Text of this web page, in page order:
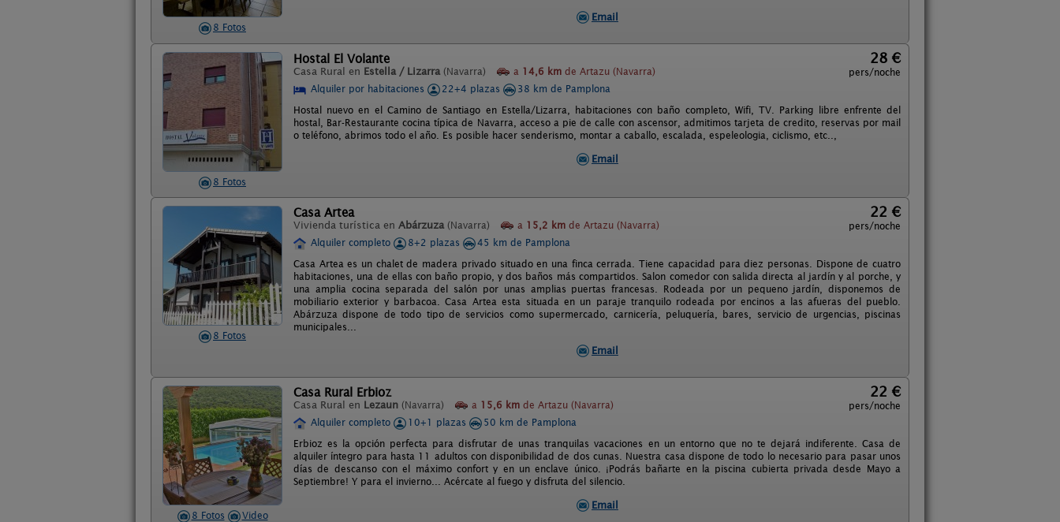
8 Fotos
Email
8 Fotos
Hostal El Volante
Casa Rural en Estella / Lizarra (Navarra) a 14,6 km de Artazu (Navarra)
28 €
pers/noche
Alquiler por habitaciones
22+4 plazas
38 km de Pamplona
Hostal nuevo en el Camino de Santiago en Estella/Lizarra, habitaciones con baño completo, Wifi, TV. Parking libre enfrente del
hostal, Bar-Restaurante cocina típica de Navarra, acceso a pie de calle con ascensor, admitimos tarjeta de credito, reservas por mail
o teléfono, abrimos todo el año. Es posible hacer senderismo, montar a caballo, escalada, espeleologia, ciclismo, etc..,
Email
8 Fotos
Casa Artea
Vivienda turística en Abárzuza (Navarra) a 15,2 km de Artazu (Navarra)
22 €
pers/noche
Alquiler completo
8+2 plazas
45 km de Pamplona
Casa Artea es un chalet de madera privado situado en una finca cerrada. Tiene capacidad para diez personas. Dispone de cuatro
habitaciones, una de ellas con baño propio, y dos baños más compartidos. Salon comedor con salida directa al jardín y al porche, y
una amplia cocina separada del salón por unas amplias puertas francesas. Rodeada por un pequeno jardín, disponemos de
mobiliario exterior y barbacoa. Casa Artea esta situada en un paraje tranquilo rodeada por encinos a las afueras del pueblo.
Abárzuza dispone de todo tipo de servicios como supermercado, carnicería, peluquería, bares, servicio de urgencias, piscinas
municipales...
Email
8 Fotos Video
Casa Rural Erbioz
Casa Rural en Lezaun (Navarra) a 15,6 km de Artazu (Navarra)
22 €
pers/noche
Alquiler completo
10+1 plazas
50 km de Pamplona
Erbioz es la opción perfecta para disfrutar de unas tranquilas vacaciones en un entorno que no te dejará indiferente. Casa de
alquiler íntegro para hasta 11 adultos con disponibilidad de dos cunas. Nuestra casa dispone de todo lo necesario para pasar unos
días de descanso con el máximo confort y en un enclave único. ¡Podrás bañarte en la piscina cubierta privada desde Mayo a
Septiembre! Y para el invierno... Acércate al fuego y disfruta del silencio.
Email